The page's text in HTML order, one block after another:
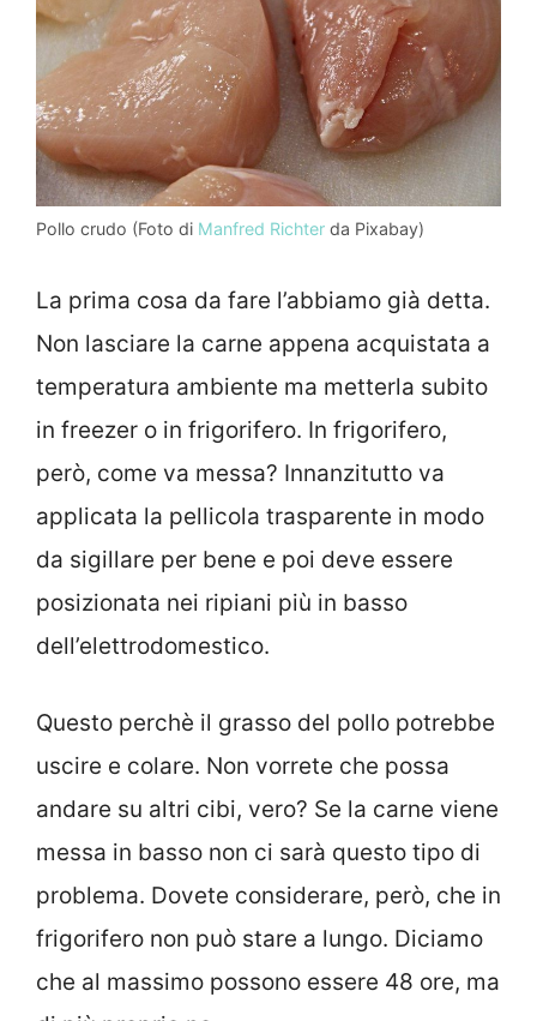
Pollo crudo (Foto di Manfred Richter da Pixabay)
La prima cosa da fare l’abbiamo già detta.
Non lasciare la carne appena acquistata a
temperatura ambiente ma metterla subito
in freezer o in frigorifero. In frigorifero,
però, come va messa? Innanzitutto va
applicata la pellicola trasparente in modo
da sigillare per bene e poi deve essere
posizionata nei ripiani più in basso
dell’elettrodomestico.
Questo perchè il grasso del pollo potrebbe
uscire e colare. Non vorrete che possa
andare su altri cibi, vero? Se la carne viene
messa in basso non ci sarà questo tipo di
problema. Dovete considerare, però, che in
frigorifero non può stare a lungo. Diciamo
che al massimo possono essere 48 ore, ma